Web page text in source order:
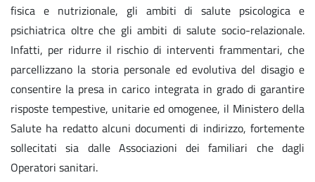
fisica e nutrizionale, gli ambiti di salute psicologica e
psichiatrica oltre che gli ambiti di salute socio-relazionale.
Infatti, per ridurre il rischio di interventi frammentari, che
parcellizzano la storia personale ed evolutiva del disagio e
consentire la presa in carico integrata in grado di garantire
risposte tempestive, unitarie ed omogenee, il Ministero della
Salute ha redatto alcuni documenti di indirizzo, fortemente
sollecitati sia dalle Associazioni dei familiari che dagli
Operatori sanitari.